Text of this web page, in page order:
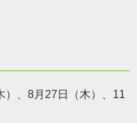
、8月27日（木）、11